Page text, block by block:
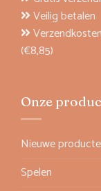
Veilig betalen
(€8,85)
Onze
Nieuwe
Spelen